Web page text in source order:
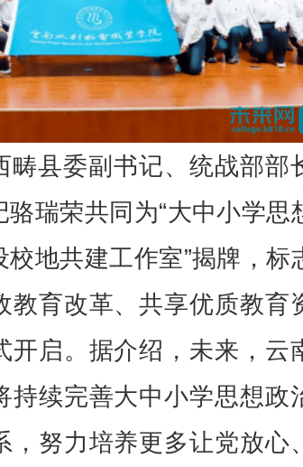
畴县委副书记、统战部部
瑞荣共同为“大中小学思
地共建工作室”揭牌，标
教育改革、共享优质教育
开启。据介绍，未来，云
持续完善大中小学思想政
，努力培养更多让党放心